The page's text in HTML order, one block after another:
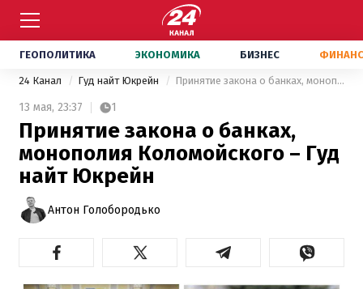
ГЕОПОЛИТИКА ЭКОНОМИКА БИЗНЕС
24 Канал Гуд найт Юкрейн Принятие закона о банках, монополия Коломойского – Гуд найт Юкрейн
13 мая, 23:37 1
Принятие закона о банках,
монополия Коломойского – Гуд
найт Юкрейн
Антон Голобородько